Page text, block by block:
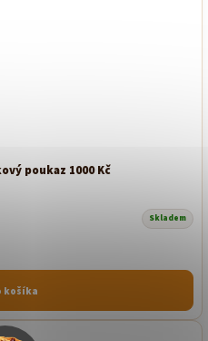
poukaz 1000 Kč
Skladem
košíka